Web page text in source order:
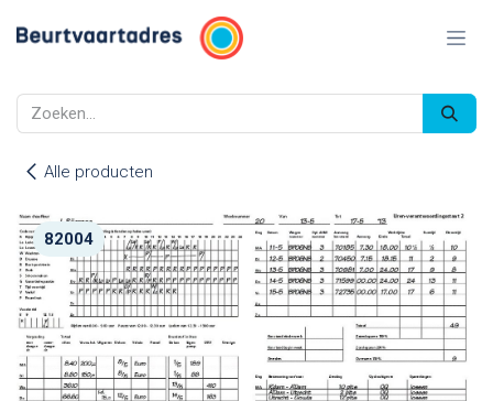
Alle producten
82004